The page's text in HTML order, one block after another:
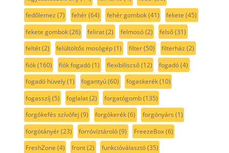
fedőlemez (7) fehér(64) fehér gombok(41) fekete (45)
fekete gombok(26) felirat(2) felmosó(2) felső(31)
feltét(2) felültöltős mosógép(1) filter(50) filterház (2)
fiók(160) fiók fogadó(1) flexibiliscső(12) fogadó(4)
fogadó hüvely(1) fogantyú(60) fogaskerék(10)
fogasszíj (5) foglalat(2) forgatógomb(135)
forgókefés szívófej (9) forgókerék(6) forgónyárs (1)
forgótányér(23) forróvíztároló(9) FreezeBox(6)
FreshZone (4) front(2) funkcióválasztó(35)